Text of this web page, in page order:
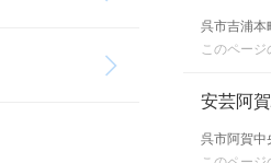
呉市吉浦本
このペー
安芸阿
呉市阿賀中